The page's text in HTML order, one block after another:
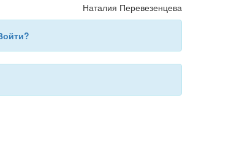
Наталия Перевезенцева